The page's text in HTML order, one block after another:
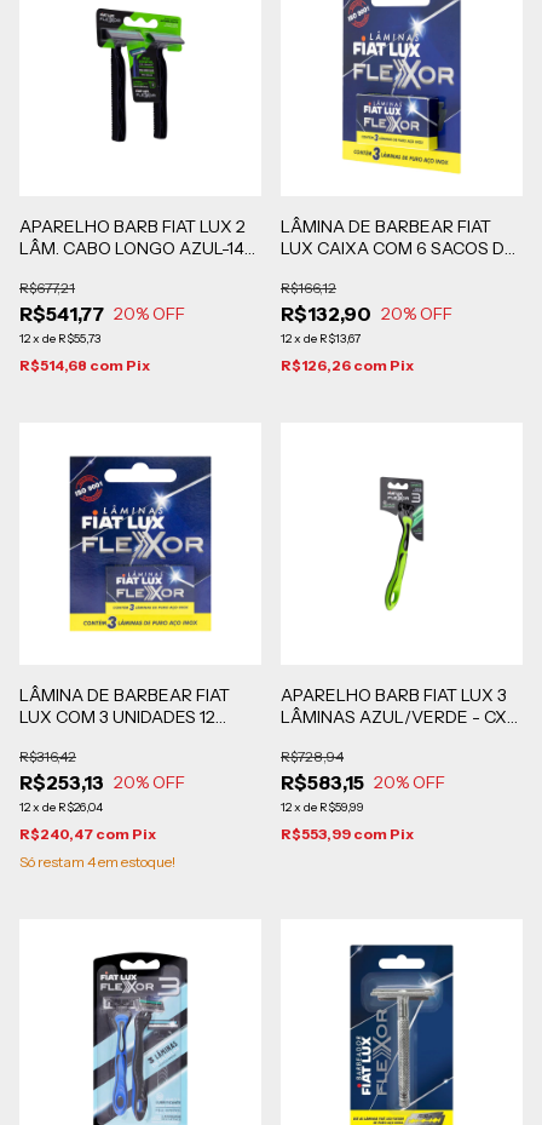
APARELHO BARB FIAT LUX 2
LÂM. CABO LONGO AZUL-144
R$541,77
R$677,21
20% OFF
12x de R$55,73
R$514,68 com Pix
LÂMINA DE BARBEAR FIAT
LUX CAIXA COM 6 SACOS DE
UNIDADES
R$132,90
R$166,12
20% OFF
12x de R$13,67
R$126,26 com Pix
LÂMINA DE BARBEAR FIAT
LUX COM 3 UNIDADES 12
DE 3 UNIDADES
R$253,13
R$316,42
20% OFF
12x de R$26,04
R$240,47 com Pix
Só restam 4em estoque!
APARELHO BARB FIAT LUX 3
LÂMINAS AZUL/VERDE - CX
R$583,15
R$728,94
20% OFF
12x de R$59,99
R$553,99 com Pix